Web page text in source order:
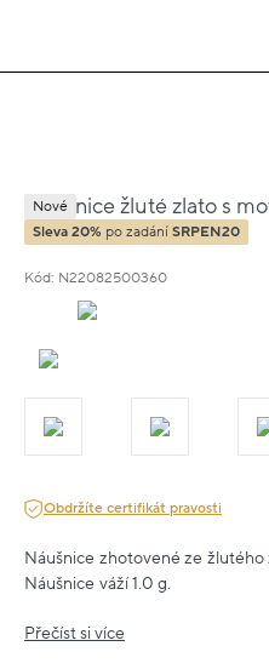
Náušnice žluté zlato s
pecky 0,4cm 1g
Kód: N22082500360
Nové
Sleva 20% po zadání SRPEN20
Obdržíte certifikát pravosti
Náušnice zhotovené ze
Náušnice váží 1.0 g.
Přečíst si více